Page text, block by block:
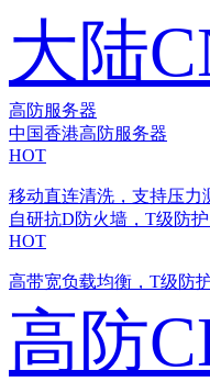
大陆
高防服务器
中国香港高防服务器
HOT
移动直连清洗，支持压力
自研抗D防火墙，T级防护
HOT
高带宽负载均衡，T级防
高防